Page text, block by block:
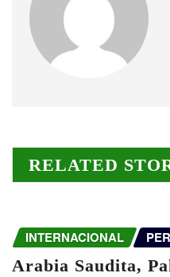
RELATED
INTERNACIONAL
Arabia Saudita,